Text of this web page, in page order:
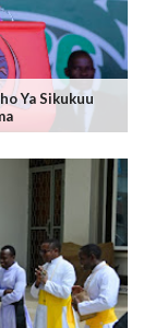
Ya Sikukuu